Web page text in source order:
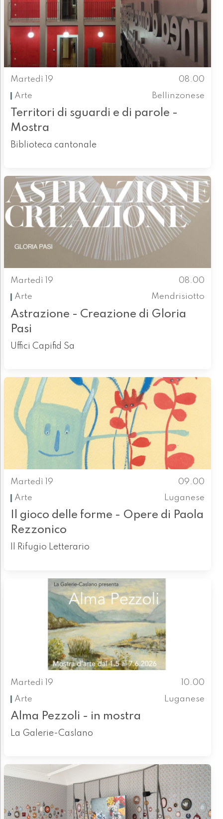
Martedì 19
08.00
Arte
Bellinzonese
Territori di sguardi e di parole -
Mostra
Biblioteca cantonale
Martedì 19
08.00
Arte
Mendrisiotto
Astrazione - Creazione di Gloria
Pasi
Uffici Capifid Sa
Martedì 19
09.00
Arte
Luganese
Il gioco delle forme - Opere di Paola
Rezzonico
Il Rifugio Letterario
Martedì 19
10.00
Arte
Luganese
Alma Pezzoli - in mostra
La Galerie-Caslano